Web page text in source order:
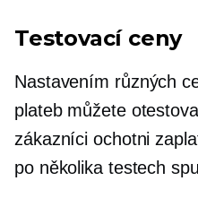
Testovací ceny
Nastavením různých
plateb můžete
zákazníci ochotni
po několika testech